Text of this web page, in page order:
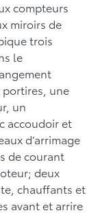
compteurs
miroirs de
trois
le
une
un
accoudoir et
d’arrimage
de courant
deux
chauffants et
avant et arrire